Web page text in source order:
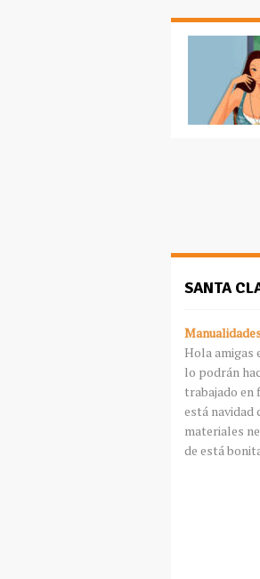
SANTA
Hola amigas
lo podrán
trabajado en
está navidad
materiales
de está